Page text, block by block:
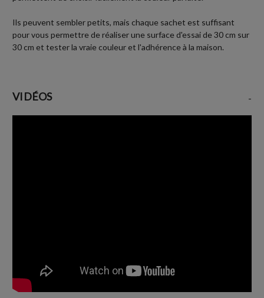
Ils peuvent sembler petits, mais chaque sachet est suffisant
pour vous permettre de réaliser une surface d'essai de 30 cm sur
30 cm et tester la vraie couleur et l'adhérence à la maison.
VIDÉOS -